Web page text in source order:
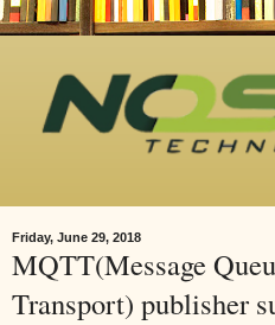
Friday, June 29, 2018
MQTT(Message
Transport) publisher